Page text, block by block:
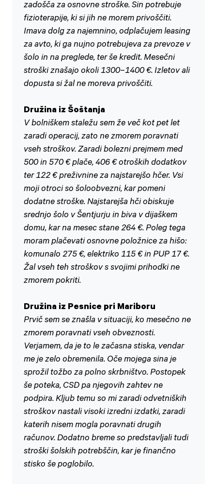
zadošča za osnovne stroške. Sin potrebuje
fizioterapije, ki si jih ne morem privoščiti.
Imava dolg za najemnino, odplačujem leasing
za avto, ki ga nujno potrebujeva za prevoze v
šolo in na preglede, ter še kredit. Mesečni
stroški znašajo okoli 1300–1400 €. Izletov ali
dopusta si žal ne moreva privoščiti.
Družina iz Šoštanja
V bolniškem staležu sem že več kot pet let
zaradi operacij, zato ne zmorem poravnati
vseh stroškov. Zaradi bolezni prejmem med
500 in 570 € plače, 406 € otroških dodatkov
ter 122 € preživnine za najstarejšo hčer. Vsi
moji otroci so šoloobvezni, kar pomeni
dodatne stroške. Najstarejša hči obiskuje
srednjo šolo v Šentjurju in biva v dijaškem
domu, kar na mesec stane 264 €. Poleg tega
moram plačevati osnovne položnice za hišo:
komunalo 275 €, elektriko 115 € in PUP 17 €.
Žal vseh teh stroškov s svojimi prihodki ne
zmorem pokriti.
Družina iz Pesnice pri Mariboru
Prvič sem se znašla v situaciji, ko mesečno ne
zmorem poravnati vseh obveznosti.
Verjamem, da je to le začasna stiska, vendar
me je zelo obremenila. Oče mojega sina je
sprožil tožbo za polno skrbništvo. Postopek
še poteka, CSD pa njegovih zahtev ne
podpira. Kljub temu so mi zaradi odvetniških
stroškov nastali visoki izredni izdatki, zaradi
katerih nisem mogla poravnati drugih
računov. Dodatno breme so predstavljali tudi
stroški šolskih potrebščin, kar je finančno
stisko še poglobilo.